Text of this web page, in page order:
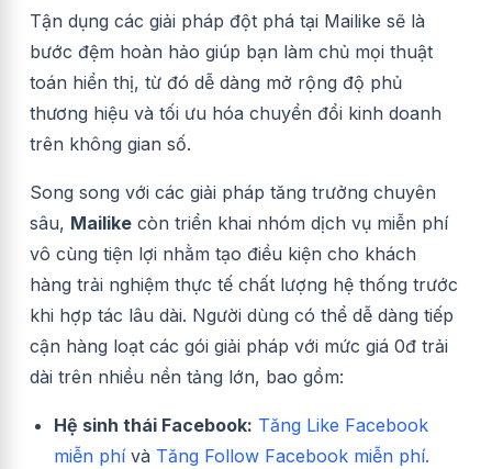
Tận dụng các giải pháp đột phá tại Mailike sẽ là
bước đệm hoàn hảo giúp bạn làm chủ mọi thuật
toán hiển thị, từ đó dễ dàng mở rộng độ phủ
thương hiệu và tối ưu hóa chuyển đổi kinh doanh
trên không gian số.
Song song với các giải pháp tăng trưởng chuyên
sâu, Mailike còn triển khai nhóm dịch vụ miễn phí
vô cùng tiện lợi nhằm tạo điều kiện cho khách
hàng trải nghiệm thực tế chất lượng hệ thống trước
khi hợp tác lâu dài. Người dùng có thể dễ dàng tiếp
cận hàng loạt các gói giải pháp với mức giá 0đ trải
dài trên nhiều nền tảng lớn, bao gồm:
Hệ sinh thái Facebook: Tăng Like Facebook
miễn phívà Tăng Follow Facebook miễn phí.